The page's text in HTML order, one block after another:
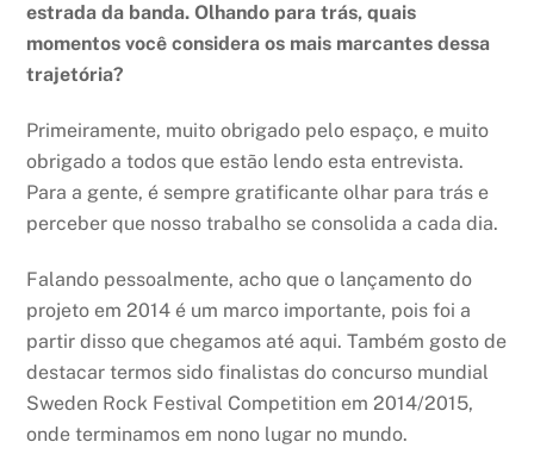
estrada da banda. Olhando para trás, quais
momentos você considera os mais marcantes dessa
trajetória?
Primeiramente, muito obrigado pelo espaço, e muito
obrigado a todos que estão lendo esta entrevista.
Para a gente, é sempre gratificante olhar para trás e
perceber que nosso trabalho se consolida a cada dia.
Falando pessoalmente, acho que o lançamento do
projeto em 2014 é um marco importante, pois foi a
partir disso que chegamos até aqui. Também gosto de
destacar termos sido finalistas do concurso mundial
Sweden Rock Festival Competition em 2014/2015,
onde terminamos em nono lugar no mundo.